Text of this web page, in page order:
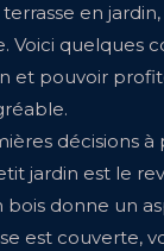
en
Voici quelques
et pouvoir
décisions
jardin est le
bois donne un
est couverte,